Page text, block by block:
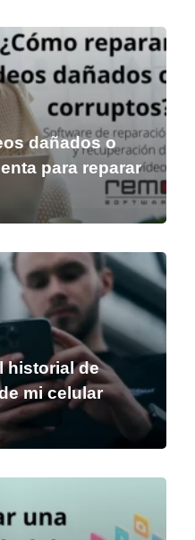
dañados o
para reparar
historial de
mi celular